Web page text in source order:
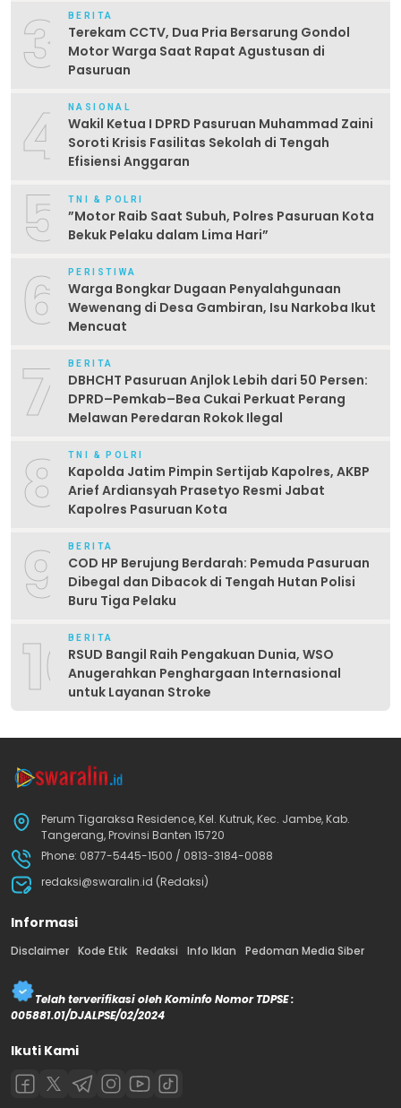
3 BERITA
Terekam CCTV, Dua Pria Bersarung Gondol
Motor Warga Saat Rapat Agustusan di
Pasuruan
4 NASIONAL
Wakil Ketua I DPRD Pasuruan Muhammad Zaini
Soroti Krisis Fasilitas Sekolah di Tengah
Efisiensi Anggaran
5 TNI & POLRI
‎”Motor Raib Saat Subuh, Polres Pasuruan Kota
Bekuk Pelaku dalam Lima Hari” ‎
6 PERISTIWA
Warga Bongkar Dugaan Penyalahgunaan
Wewenang di Desa Gambiran, Isu Narkoba Ikut
Mencuat
7 BERITA
DBHCHT Pasuruan Anjlok Lebih dari 50 Persen:
DPRD–Pemkab–Bea Cukai Perkuat Perang
Melawan Peredaran Rokok Ilegal
8 TNI & POLRI
Kapolda Jatim Pimpin Sertijab Kapolres, AKBP
Arief Ardiansyah Prasetyo Resmi Jabat
Kapolres Pasuruan Kota
9 BERITA
COD HP Berujung Berdarah: Pemuda Pasuruan
Dibegal dan Dibacok di Tengah Hutan Polisi
Buru Tiga Pelaku
10BERITA
RSUD Bangil Raih Pengakuan Dunia, WSO
Anugerahkan Penghargaan Internasional
untuk Layanan Stroke
Perum Tigaraksa Residence, Kel. Kutruk, Kec. Jambe, Kab.
Tangerang, Provinsi Banten 15720
Phone: 0877-5445-1500 / 0813-3184-0088
redaksi@swaralin.id (Redaksi)
Informasi
Disclaimer Kode Etik Redaksi Info Iklan Pedoman Media Siber
Telah terverifikasi oleh Kominfo Nomor TDPSE :
005881.01/DJALPSE/02/2024
Ikuti Kami